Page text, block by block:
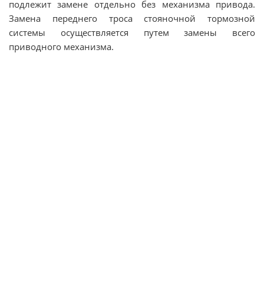
подлежит замене отдельно без механизма привода.
Замена переднего троса стояночной тормозной
системы осуществляется путем замены всего
приводного механизма.